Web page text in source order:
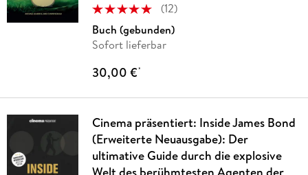
(12)
Buch (gebunden)
Sofort lieferbar
30,00 €*
Cinema präsentiert: Inside James Bond
(Erweiterte Neuausgabe): Der
ultimative Guide durch die explosive